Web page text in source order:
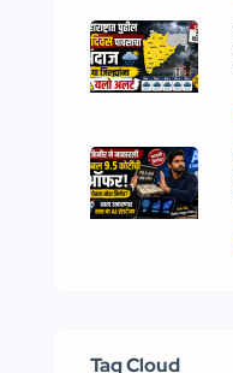
Tag Cloud